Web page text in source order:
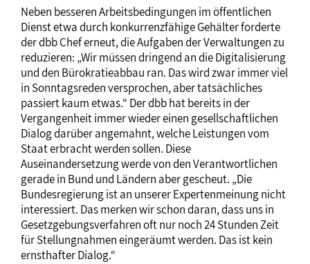
Neben besseren Arbeitsbedingungen im öffentlichen
Dienst etwa durch konkurrenzfähige Gehälter forderte
der dbb Chef erneut, die Aufgaben der Verwaltungen zu
reduzieren: „Wir müssen dringend an die Digitalisierung
und den Bürokratieabbau ran. Das wird zwar immer viel
in Sonntagsreden versprochen, aber tatsächliches
passiert kaum etwas.“ Der dbb hat bereits in der
Vergangenheit immer wieder einen gesellschaftlichen
Dialog darüber angemahnt, welche Leistungen vom
Staat erbracht werden sollen. Diese
Auseinandersetzung werde von den Verantwortlichen
gerade in Bund und Ländern aber gescheut. „Die
Bundesregierung ist an unserer Expertenmeinung nicht
interessiert. Das merken wir schon daran, dass uns in
Gesetzgebungsverfahren oft nur noch 24 Stunden Zeit
für Stellungnahmen eingeräumt werden. Das ist kein
ernsthafter Dialog.“